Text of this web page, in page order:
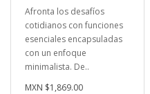
Afronta los desafíos
cotidianos con funciones
esenciales encapsuladas
con un enfoque
minimalista. De..
MXN $1,869.00